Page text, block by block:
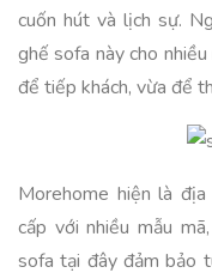
cuốn hút và lịch sự.
ghế sofa này cho
để tiếp khách, vừa để
Morehome hiện là địa
cấp với nhiều mẫu
sofa tại đây đảm bảo